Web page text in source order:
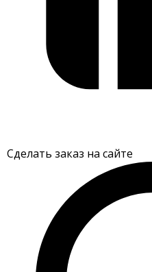
Сделать заказ на сайте